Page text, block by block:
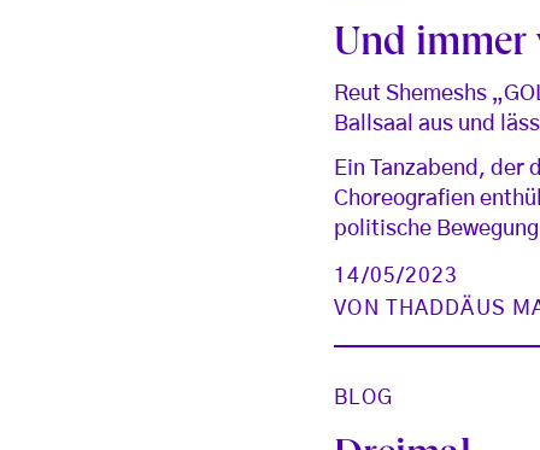
Und immer
Reut Shemeshs
Ballsaal aus und
Ein Tanzabend, der
Choreografien
politische
14/05/2023
VON
THADDÄUS
BLOG